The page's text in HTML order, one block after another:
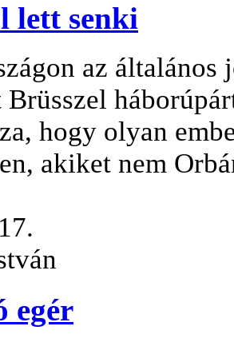
lett senki
az általános
Brüsszel
hogy olyan
akiket nem
egér